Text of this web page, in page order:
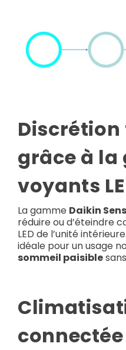
grâce à la
voyants
La gamme Daikin
réduire ou d’éteindre
LED de l’unité
idéale pour un usage
sommeil paisible